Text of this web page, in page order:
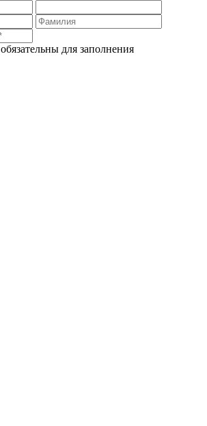
обязательны для заполнения